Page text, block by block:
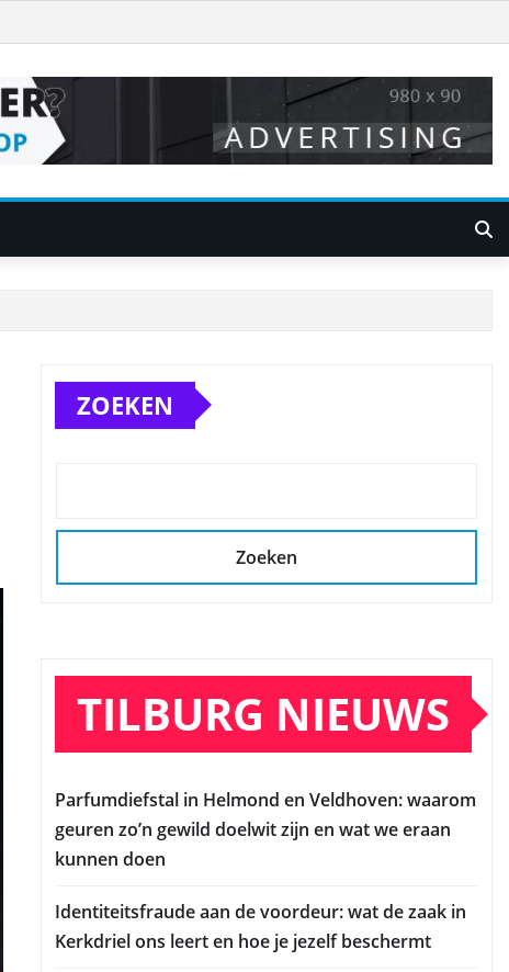
ZOEKEN
Zoeken
TILBURG NIEUWS
Parfumdiefstal in Helmond en Veldhoven: waarom
geuren zo’n gewild doelwit zijn en wat we eraan
kunnen doen
Identiteitsfraude aan de voordeur: wat de zaak in
Kerkdriel ons leert en hoe je jezelf beschermt